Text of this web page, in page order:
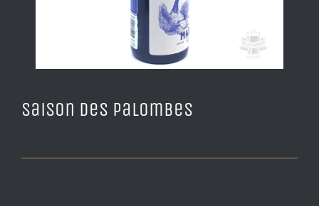
Saison des Palombes